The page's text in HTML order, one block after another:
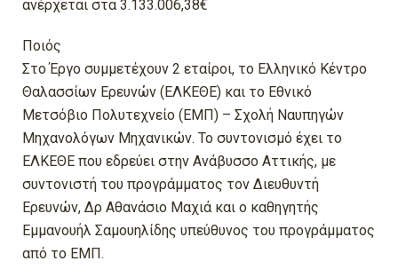
ανέρχεται στα 3.133.006,38€
Ποιός
Στο Έργο συμμετέχουν 2 εταίροι, το Ελληνικό Κέντρο
Θαλασσίων Ερευνών (ΕΛΚΕΘΕ) και το Εθνικό
Μετσόβιο Πολυτεχνείο (ΕΜΠ) – Σχολή Ναυπηγών
Μηχανολόγων Μηχανικών. Το συντονισμό έχει το
ΕΛΚΕΘΕ που εδρεύει στην Ανάβυσσο Αττικής, με
συντονιστή του προγράμματος τον Διευθυντή
Ερευνών, Δρ Αθανάσιο Μαχιά και ο καθηγητής
Εμμανουήλ Σαμουηλίδης υπεύθυνος του προγράμματος
από το ΕΜΠ.